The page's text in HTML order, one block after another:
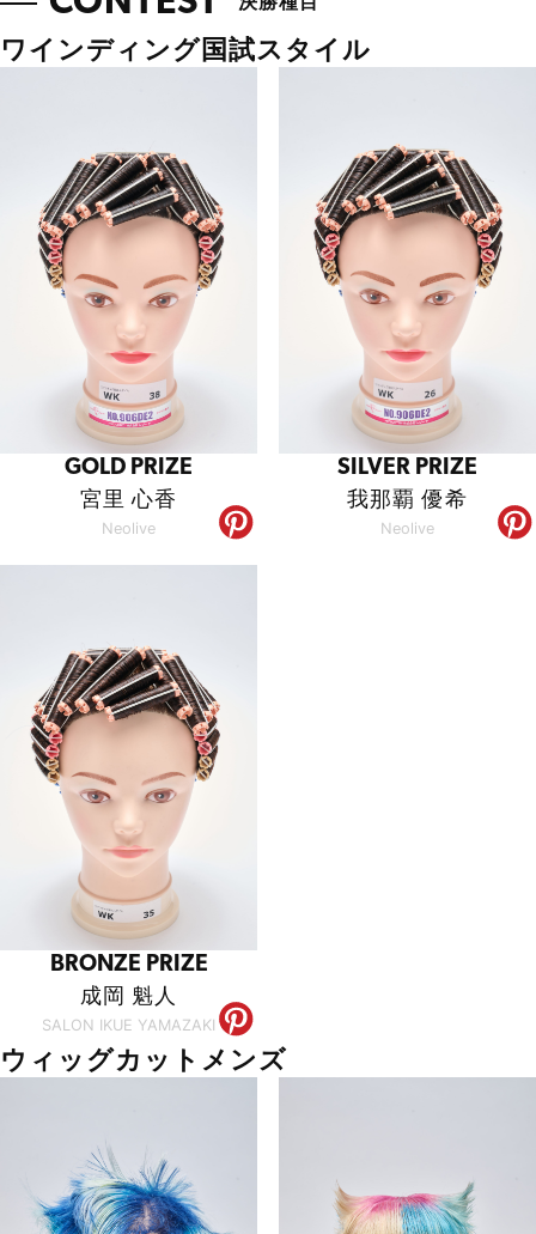
決勝種目
ワインディング国試スタイル
GOLD PRIZE
宮里 心香
Neolive
SILVER PRIZE
我那覇 優希
Neolive
BRONZE PRIZE
成岡 魁人
SALON IKUE YAMAZAKI
ウィッグカットメンズ